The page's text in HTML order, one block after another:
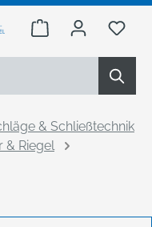
Warenkorb Du
& Schließtechnik
& Riegel